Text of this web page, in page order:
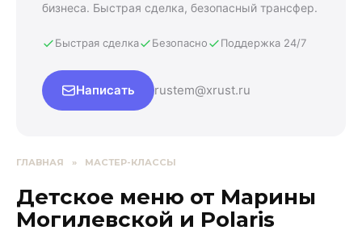
бизнеса. Быстрая сделка, безопасный трансфер.
Быстрая сделка Безопасно Поддержка 24/7
Написать rustem@xrust.ru
ГЛАВНАЯ » МАСТЕР-КЛАССЫ
Детское меню от Марины
Могилевской и Polaris